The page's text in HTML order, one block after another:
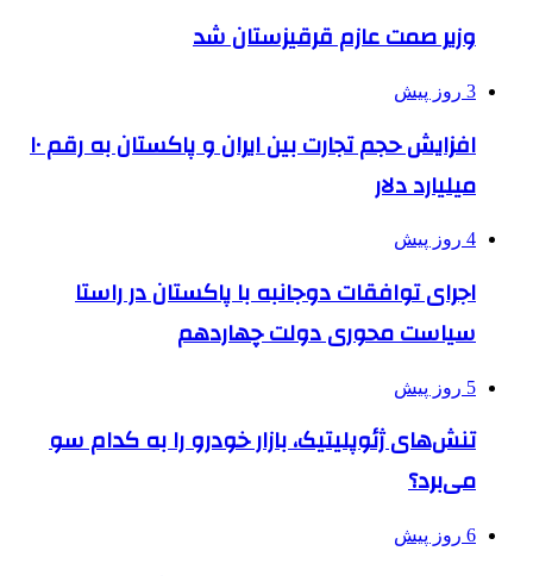
وزیر صمت عازم قرقیزستان شد
3 روز پیش
افزایش حجم تجارت بین ایران و پاکستان به رقم ۱۰
میلیارد دلار
4 روز پیش
اجرای توافقات دوجانبه با پاکستان در راستا
سیاست محوری دولت چهاردهم
5 روز پیش
تنش‌های ژئوپلیتیک، بازار خودرو را به کدام سو
می‌برد؟
6 روز پیش